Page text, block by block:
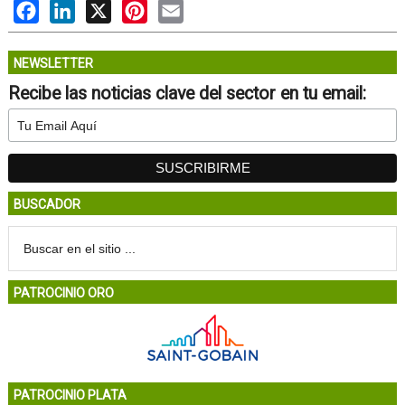
FacebookLinkedIn
X PinterestEmail
NEWSLETTER
Recibe las noticias clave del sector en tu email:
BUSCADOR
PATROCINIO ORO
PATROCINIO PLATA